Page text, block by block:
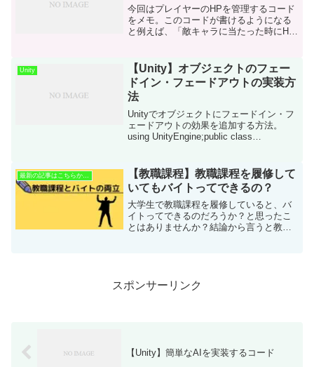
今回はプレイヤーのHPを管理するコード
をメモ。このコードが書けるようになる
と例えば、「敵キャラに当たった時にHP
ドはからのオブジェクトにアタッチしま
しょう。すなわち、...
Unity
【Unity】オブジェクトのフェー
ドイン・フェードアウトの実装方
法
Unityでオブジェクトにフェードイン・フ
ェードアウトの効果を追加する方法。
using UnityEngine;public class
【教職課程】教職課程を履修して
いてもバイトってできるの？
大学生で教職課程を履修していると、バ
イトってできるのだろうか？と思ったこ
とはありませんか？結論から言うと教職
スポンサーリンク
【Unity】簡単なAIを実装するコード